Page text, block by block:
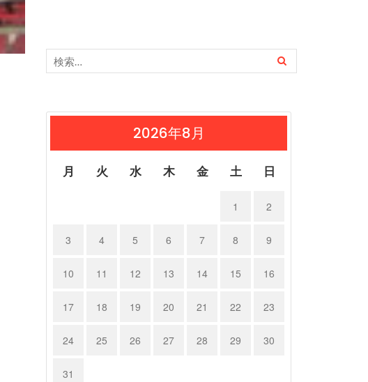
2026年8月
月 火 水 木 金 土 日
1 2
3 4 5 6 7 8 9
10 11 12 13 14 15 16
17 18 19 20 21 22 23
24 25 26 27 28 29 30
31